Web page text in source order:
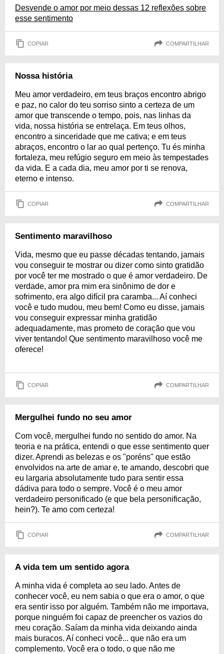
Desvende o amor por meio dessas 12 reflexões sobre
esse sentimento
COPIAR COMPARTILHAR
Nossa história
Meu amor verdadeiro, em teus braços encontro abrigo
e paz, no calor do teu sorriso sinto a certeza de um
amor que transcende o tempo, pois, nas linhas da
vida, nossa história se entrelaça. Em teus olhos,
encontro a sinceridade que me cativa; e em teus
abraços, encontro o lar ao qual pertenço. Tu és minha
fortaleza, meu refúgio seguro em meio às tempestades
da vida. E a cada dia, meu amor por ti se renova,
eterno e intenso.
COPIAR COMPARTILHAR
Sentimento maravilhoso
Vida, mesmo que eu passe décadas tentando, jamais
vou conseguir te mostrar ou dizer como sinto gratidão
por você ter me mostrado o que é amor verdadeiro. De
verdade, amor pra mim era sinônimo de dor e
sofrimento, era algo difícil pra caramba... Aí conheci
você e tudo mudou, meu bem! Como eu disse, jamais
vou conseguir expressar minha gratidão
adequadamente, mas prometo de coração que vou
viver tentando! Que sentimento maravilhoso você me
oferece!
COPIAR COMPARTILHAR
Mergulhei fundo no seu amor
Com você, mergulhei fundo no sentido do amor. Na
teoria e na prática, entendi o que esse sentimento quer
dizer. Aprendi as belezas e os "poréns" que estão
envolvidos na arte de amar e, te amando, descobri que
eu largaria absolutamente tudo para sentir essa
dádiva para todo o sempre. Você é o meu amor
verdadeiro personificado (e que bela personificação,
hein?). Te amo com certeza!
COPIAR COMPARTILHAR
A vida tem um sentido agora
A minha vida é completa ao seu lado. Antes de
conhecer você, eu nem sabia o que era o amor, o que
era sentir isso por alguém. Também não me importava,
porque ninguém foi capaz de preencher os vazios do
meu coração. Saíam da minha vida deixando ainda
mais buracos. Aí conheci você... que não era um
complemento. Você era o todo, o que não me